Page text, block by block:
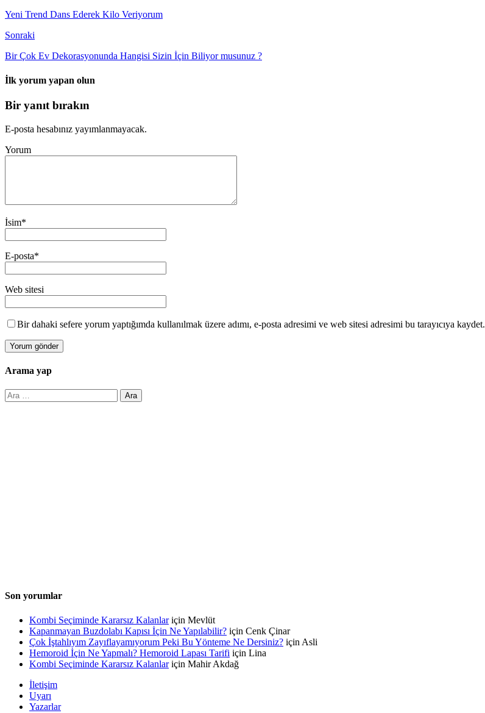
Yeni Trend Dans Ederek Kilo Veriyorum
Sonraki
Bir Çok Ev Dekorasyonunda Hangisi Sizin İçin Biliyor musunuz ?
İlk yorum yapan olun
Bir yanıt bırakın
E-posta hesabınız yayımlanmayacak.
Yorum
İsim*
E-posta*
Web sitesi
Bir dahaki sefere yorum yaptığımda kullanılmak üzere adımı, e-posta adresimi ve web sitesi adresimi bu tarayıcıya kaydet.
Arama yap
Arama:
Son yorumlar
Kombi Seçiminde Kararsız Kalanlariçin Mevlüt
Kapanmayan Buzdolabı Kapısı İçin Ne Yapılabilir? için Cenk Çinar
Çok İştahlıyım Zayıflayamıyorum Peki Bu Yönteme Ne Dersiniz? için Asli
Hemoroid İçin Ne Yapmalı? Hemoroid Lapası Tarifi için Lina
Kombi Seçiminde Kararsız Kalanlariçin Mahir Akdağ
İletişim
Uyarı
Yazarlar